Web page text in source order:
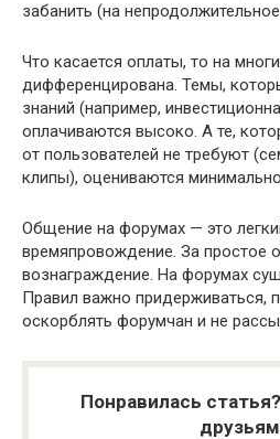
забанить (на
Что касается оплаты, то на
дифференцирована. Темы,
знаний (например,
оплачиваются высоко. А те,
от пользователей не требуют
клипы), оцениваются
Общение на форумах — это
времяпровождение. За простое
вознаграждение. На форумах
Правил важно придерживаться,
оскорблять форумчан и не
Понравилась